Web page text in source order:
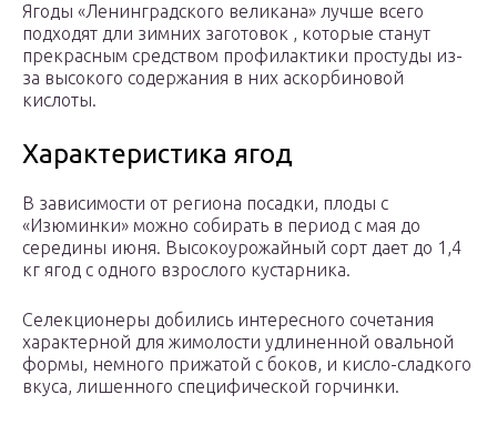
Ягоды «Ленинградского великана» лучше всего
подходят дли зимних заготовок , которые станут
прекрасным средством профилактики простуды из-
за высокого содержания в них аскорбиновой
кислоты.
Характеристика ягод
В зависимости от региона посадки, плоды с
«Изюминки» можно собирать в период с мая до
середины июня. Высокоурожайный сорт дает до 1,4
кг ягод с одного взрослого кустарника.
Селекционеры добились интересного сочетания
характерной для жимолости удлиненной овальной
формы, немного прижатой с боков, и кисло-сладкого
вкуса, лишенного специфической горчинки.